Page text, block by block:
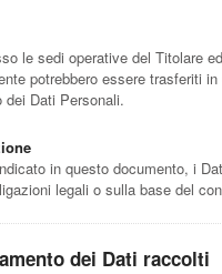
le sedi operative del Titolare
potrebbero essere trasferiti
Dati Personali.
in questo documento, i
legali o sulla base del
dei Dati raccolti